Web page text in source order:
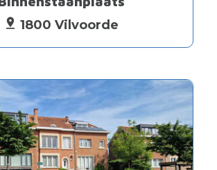
1800 Vilvoorde